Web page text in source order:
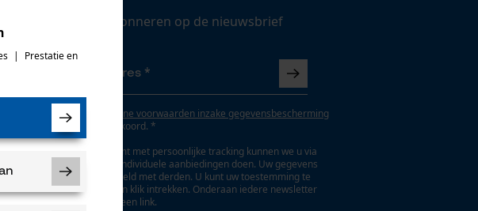
Nu abonneren op de nieuwsbrief
Ik heb de
Algemene voorwaarden inzake gegevensbescherming
gelezen en ga akkoord. *
Wanneer u instemt met persoonlijke tracking kunnen we u via
onze newsletter individuele aanbiedingen doen. Uw gegevens
worden niet gedeeld met derden. U kunt uw toestemming te
allen tijde met een klik intrekken. Onderaan iedere newsletter
vindt u daarvoor een link.
|
Prestatie en